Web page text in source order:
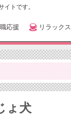
トです。
応援 リラックス
ょ犬